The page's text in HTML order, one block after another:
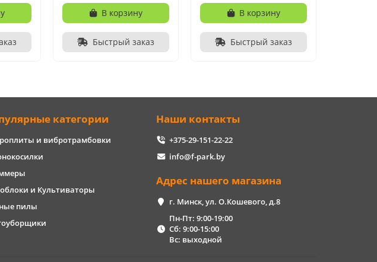
В корзину
Быстрый заказ
В корзину
Быстрый заказ
категории
и вибротрамбовки
и Культиваторы
пилы
Наши контакты
+375-29-151-22-22
info@f-park.by
Адрес нашего магазина
г. Минск, ул. О.Кошевого, д.8
Пн-Пт: 9:00-19:00
Сб: 9:00-15:00
Вс: выходной